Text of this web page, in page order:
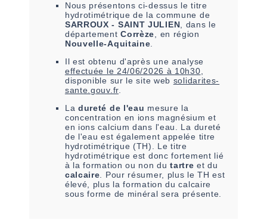
Nous présentons ci-dessus le titre
hydrotimétrique de la commune de
SARROUX - SAINT JULIEN , dans le
départementCorrèze , en région
Nouvelle-Aquitaine
Il est obtenu d'après une analyse
effectuée le 24/06/2026 à 10h30
disponible sur le site web solidarites-
sante.gouv.fr.
La dureté de l'eau mesure la
concentration en ions magnésium et
en ions calcium dans l'eau. La dureté
de l'eau est également appelée titre
hydrotimétrique (TH). Le titre
hydrotimétrique est donc fortement lié
à la formation ou non dutartre et du
calcaire . Pour résumer, plus le TH est
élevé, plus la formation du calcaire
sous forme de minéral sera présente.